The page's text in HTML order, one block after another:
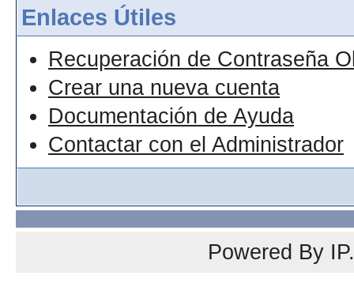
Enlaces Útiles
Recuperación de Contraseña
Crear una nueva cuenta
Documentación de Ayuda
Contactar con el Administrador
Powered By